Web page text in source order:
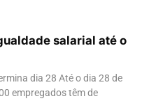
salarial até o
dia 28 Até o dia 28 de
empregados têm de